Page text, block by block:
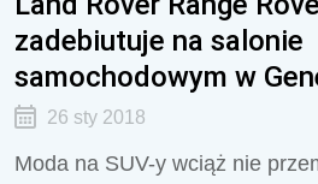
zadebiutuje na salonie
samochodowym w
26 sty 2018
Moda na SUV-y wciąż nie